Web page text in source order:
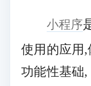
小程序
使用的应用
功能性基础